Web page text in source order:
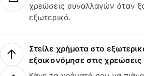
χρεώσεις συναλλαγών όταν
εξωτερικό.
Στείλε χρήματα στο
εξοικονόμησε στις χρεώσεις